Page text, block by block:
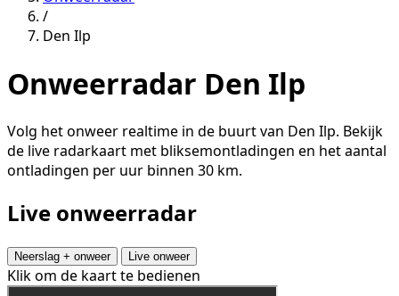
/
Den Ilp
Onweerradar Den Ilp
Volg het onweer realtime in de buurt van Den Ilp. Bekijk
de live radarkaart met bliksemontladingen en het aantal
ontladingen per uur binnen 30 km.
Live onweerradar
Neerslag + onweer Live onweer
Klik om de kaart te bedienen